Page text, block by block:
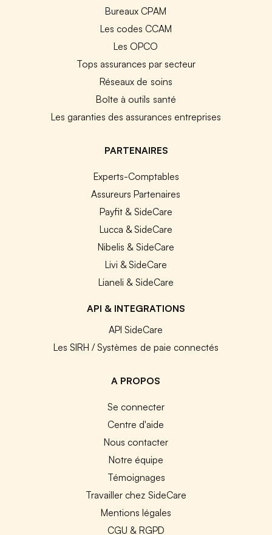
Bureaux CPAM
Les codes CCAM
Les OPCO
Tops assurances par secteur
Réseaux de soins
Boîte à outils santé
Les garanties des assurances entreprises
PARTENAIRES
Experts-Comptables
Assureurs Partenaires
Payfit & SideCare
Lucca & SideCare
Nibelis & SideCare
Livi & SideCare
Lianeli & SideCare
API & INTEGRATIONS
API SideCare
Les SIRH / Systèmes de paie connectés
A PROPOS
Se connecter
Centre d'aide
Nous contacter
Notre équipe
Témoignages
Travailler chez SideCare
Mentions légales
CGU & RGPD